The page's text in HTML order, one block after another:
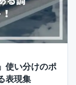
使い分けのポ
表現集